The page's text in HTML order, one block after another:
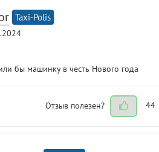
Taxi-Polis
бы машинку в честь Нового года
Отзыв полезен? 44